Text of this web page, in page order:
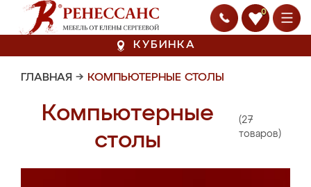
0
КУБИНКА
ГЛАВНАЯ → КОМПЬЮТЕРНЫЕ СТОЛЫ
Компьютерные
столы
(27
товаров)